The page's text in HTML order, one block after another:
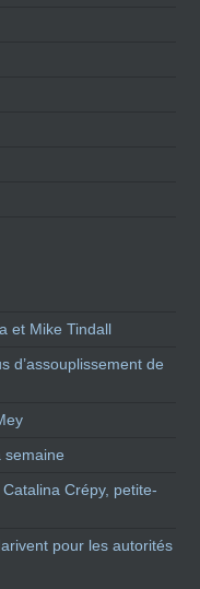
et Mike Tindall
d’assouplissement de
semaine
Crépy, petite-
pour les autorités